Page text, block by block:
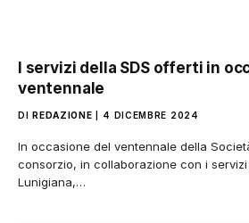
I servizi della SDS offerti in
ventennale
DI REDAZIONE 4 DICEMBRE 2024
In occasione del ventennale della
consorzio, in collaborazione con i
Lunigiana,…